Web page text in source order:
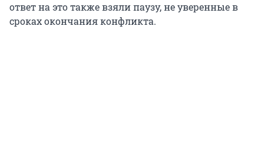
ответ на это также взяли паузу, не уверенные в
сроках окончания конфликта.